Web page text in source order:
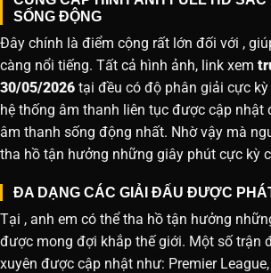
SỐNG ĐỘNG
Đây chính là điểm cộng rất lớn đối với ,
càng nổi tiếng. Tất cả hình ảnh, link xem
30/05/2026 tại đều có độ phân giải cực
hệ thống âm thanh liên tục được cập nhật
âm thanh sống động nhất. Nhờ vậy mà
tha hồ tận hưởng những giây phút cực kỳ
ĐA DẠNG CÁC GIẢI ĐẤU ĐƯỢC
Tại , anh em có thể tha hồ tận hưởng
được mong đợi khắp thế giới. Một số trận
xuyên được cập nhật như: Premier